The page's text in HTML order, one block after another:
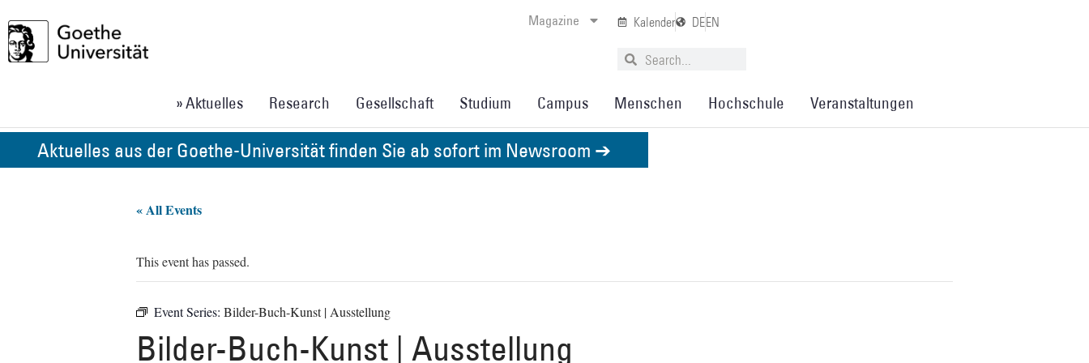
Magazine Kalender DEEN
» Aktuelles Research Gesellschaft Studium Campus Menschen Hochschule Veranstaltungen
Aktuelles aus der Goethe-Universität finden Sie ab sofort im Newsroom ➔
« All Events
This event has passed.
Event Series: Bilder-Buch-Kunst | Ausstellung
Bilder-Buch-Kunst | Ausstellung